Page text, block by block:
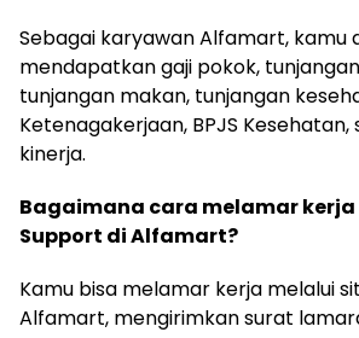
Sebagai karyawan Alfamart, kamu
mendapatkan gaji pokok,
tunjangan makan, tunjangan
Ketenagakerjaan, BPJS
kinerja.
Bagaimana cara melamar kerja
Support di Alfamart?
Kamu bisa melamar kerja melalui
Alfamart, mengirimkan surat